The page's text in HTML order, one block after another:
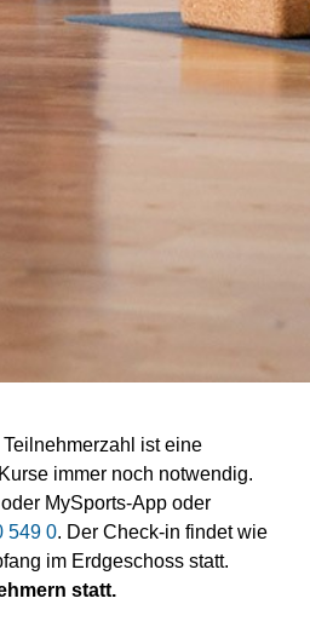
ist eine
immer noch notwendig.
MySports-App oder
549 0. Der Check-in findet wie
im Erdgeschoss statt.
statt.